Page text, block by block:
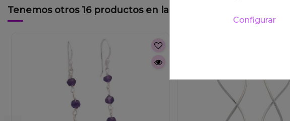
Tenemos otros 16 productos en la misma categoría:
Configurar